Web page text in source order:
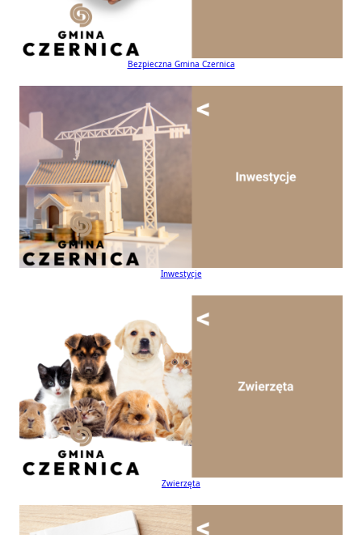
Bezpieczna Gmina Czernica
Inwestycje
Zwierzęta